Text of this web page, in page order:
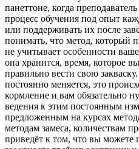
панеттоне, когда
процесс обучения под опыт
или поддерживать их после
понимать, что метод, который
не учитывает особенности
она хранится, время, которое
правильно вести свою
постоянно меняется, это
кормление и вам обязательно
ведения к этим постоянным
предложенным на курсах
методам замеса, количествам
приведёт к том, что вы можете